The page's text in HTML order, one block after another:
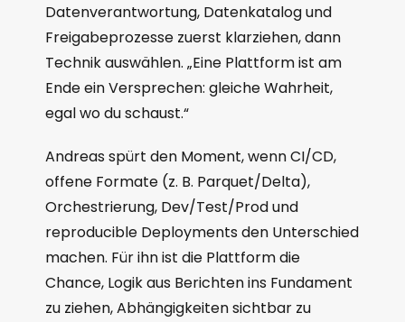
Datenverantwortung, Datenkatalog und
Freigabeprozesse zuerst klarziehen, dann
Technik auswählen. „Eine Plattform ist am
Ende ein Versprechen: gleiche Wahrheit,
egal wo du schaust.“
Andreas spürt den Moment, wenn CI/CD,
offene Formate (z. B. Parquet/Delta),
Orchestrierung, Dev/Test/Prod und
reproducible Deployments den Unterschied
machen. Für ihn ist die Plattform die
Chance, Logik aus Berichten ins Fundament
zu ziehen, Abhängigkeiten sichtbar zu